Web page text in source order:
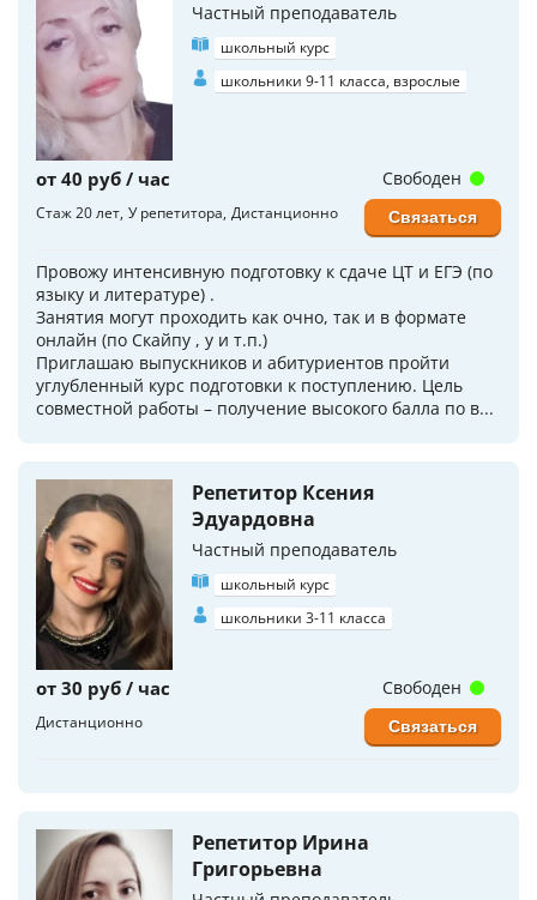
Частный преподаватель
школьный курс
школьники 9-11 класса, взрослые
от 40 руб / час
Стаж 20 лет У репетитора Дистанционно
Провожу интенсивную подготовку к сдаче ЦТ и ЕГЭ (по
языку и литературе) .
Занятия могут проходить как очно, так и в формате
онлайн (по Скайпу , у и т.п.)
Приглашаю выпускников и абитуриентов пройти
углубленный курс подготовки к поступлению. Цель
совместной работы – получение высокого балла по в...
Свободен
Связаться
Репетитор Ксения
Эдуардовна
Частный преподаватель
школьный курс
школьники 3-11 класса
от 30 руб / час
Дистанционно
Свободен
Связаться
Репетитор Ирина
Григорьевна